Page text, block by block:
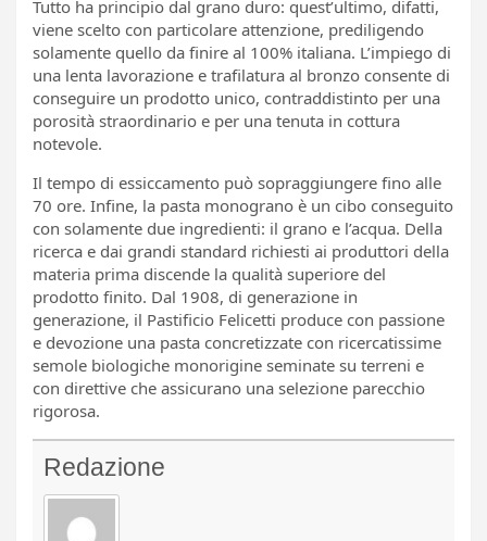
Tutto ha principio dal grano duro: quest’ultimo, difatti,
viene scelto con particolare attenzione, prediligendo
solamente quello da finire al 100% italiana. L’impiego di
una lenta lavorazione e trafilatura al bronzo consente di
conseguire un prodotto unico, contraddistinto per una
porosità straordinario e per una tenuta in cottura
notevole.
Il tempo di essiccamento può sopraggiungere fino alle
70 ore. Infine, la pasta monograno è un cibo conseguito
con solamente due ingredienti: il grano e l’acqua. Della
ricerca e dai grandi standard richiesti ai produttori della
materia prima discende la qualità superiore del
prodotto finito. Dal 1908, di generazione in
generazione, il Pastificio Felicetti produce con passione
e devozione una pasta concretizzate con ricercatissime
semole biologiche monorigine seminate su terreni e
con direttive che assicurano una selezione parecchio
rigorosa.
Redazione